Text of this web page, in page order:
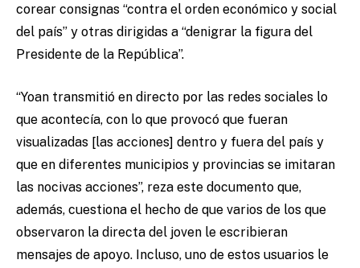
corear consignas “contra el orden económico y social
del país” y otras dirigidas a “denigrar la figura del
Presidente de la República”.
“Yoan transmitió en directo por las redes sociales lo
que acontecía, con lo que provocó que fueran
visualizadas [las acciones] dentro y fuera del país y
que en diferentes municipios y provincias se imitaran
las nocivas acciones”, reza este documento que,
además, cuestiona el hecho de que varios de los que
observaron la directa del joven le escribieran
mensajes de apoyo. Incluso, uno de estos usuarios le